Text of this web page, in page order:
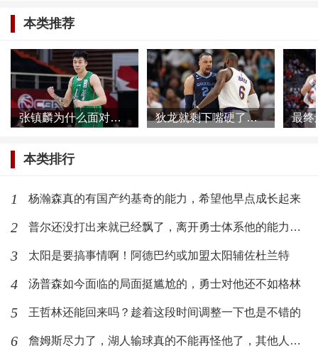
本类推荐
张镇麟为什么面对网络暴力根本不慌，他母亲或许比想象的更加强大 狄龙就剩下嘴硬了，被一个39岁的球员打爆了还不承认
本类排行
1 杨瀚森真的有国产约基奇的能力，希望他早点成长起来
2 普尔还没打出来就已经飘了，离开勇士体系他的能力发挥不出来了
3 太阳是要搞事情啊！阿德巴约或加盟太阳辅佐杜兰特
4 汤普森如今面临的局面挺尴尬的，勇士对他还不如格林
5 王哲林还能回来吗？趁着这段时间调整一下也是不错的
6 詹姆斯尽力了，湖人输球真的不能再怪他了，其他人需要反思